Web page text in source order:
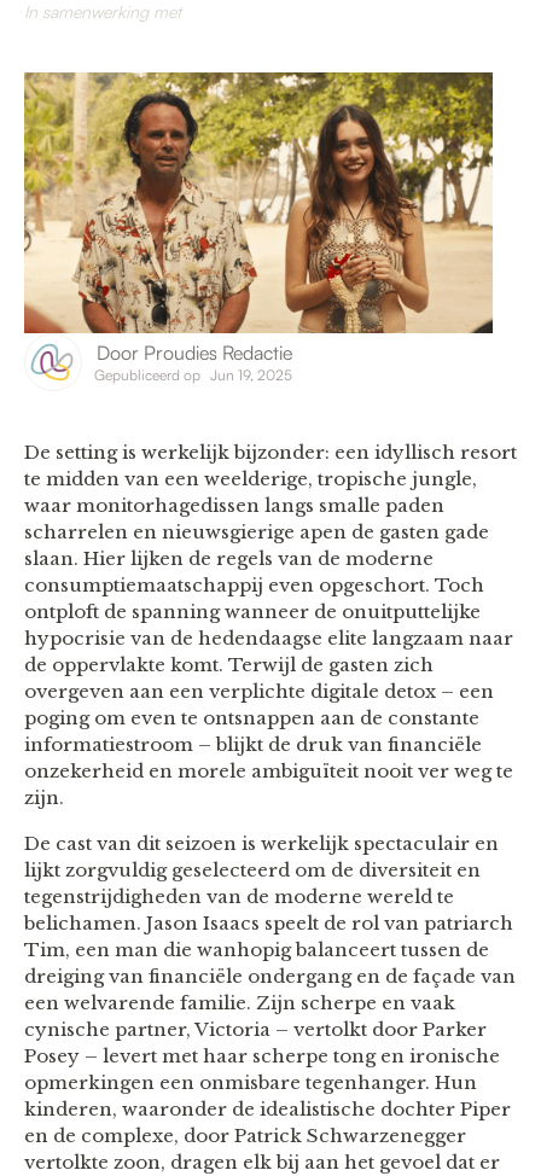
In samenwerking met
Door Proudies Redactie
Gepubliceerd op Jun 19, 2025
De setting is werkelijk bijzonder: een idyllisch resort
te midden van een weelderige, tropische jungle,
waar monitorhagedissen langs smalle paden
scharrelen en nieuwsgierige apen de gasten gade
slaan. Hier lijken de regels van de moderne
consumptiemaatschappij even opgeschort. Toch
ontploft de spanning wanneer de onuitputtelijke
hypocrisie van de hedendaagse elite langzaam naar
de oppervlakte komt. Terwijl de gasten zich
overgeven aan een verplichte digitale detox – een
poging om even te ontsnappen aan de constante
informatiestroom – blijkt de druk van financiële
onzekerheid en morele ambiguïteit nooit ver weg te
zijn.
De cast van dit seizoen is werkelijk spectaculair en
lijkt zorgvuldig geselecteerd om de diversiteit en
tegenstrijdigheden van de moderne wereld te
belichamen. Jason Isaacs speelt de rol van patriarch
Tim, een man die wanhopig balanceert tussen de
dreiging van financiële ondergang en de façade van
een welvarende familie. Zijn scherpe en vaak
cynische partner, Victoria – vertolkt door Parker
Posey – levert met haar scherpe tong en ironische
opmerkingen een onmisbare tegenhanger. Hun
kinderen, waaronder de idealistische dochter Piper
en de complexe, door Patrick Schwarzenegger
vertolkte zoon, dragen elk bij aan het gevoel dat er